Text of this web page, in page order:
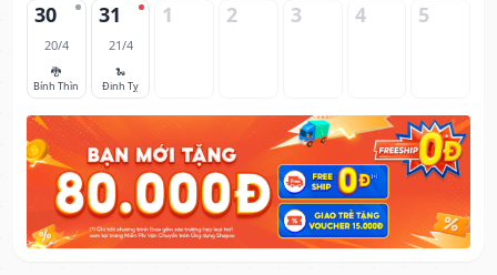
30
20/4
🐉
Bính Thìn
31
21/4
🐍
Đinh Tỵ
1 2 3 4 5